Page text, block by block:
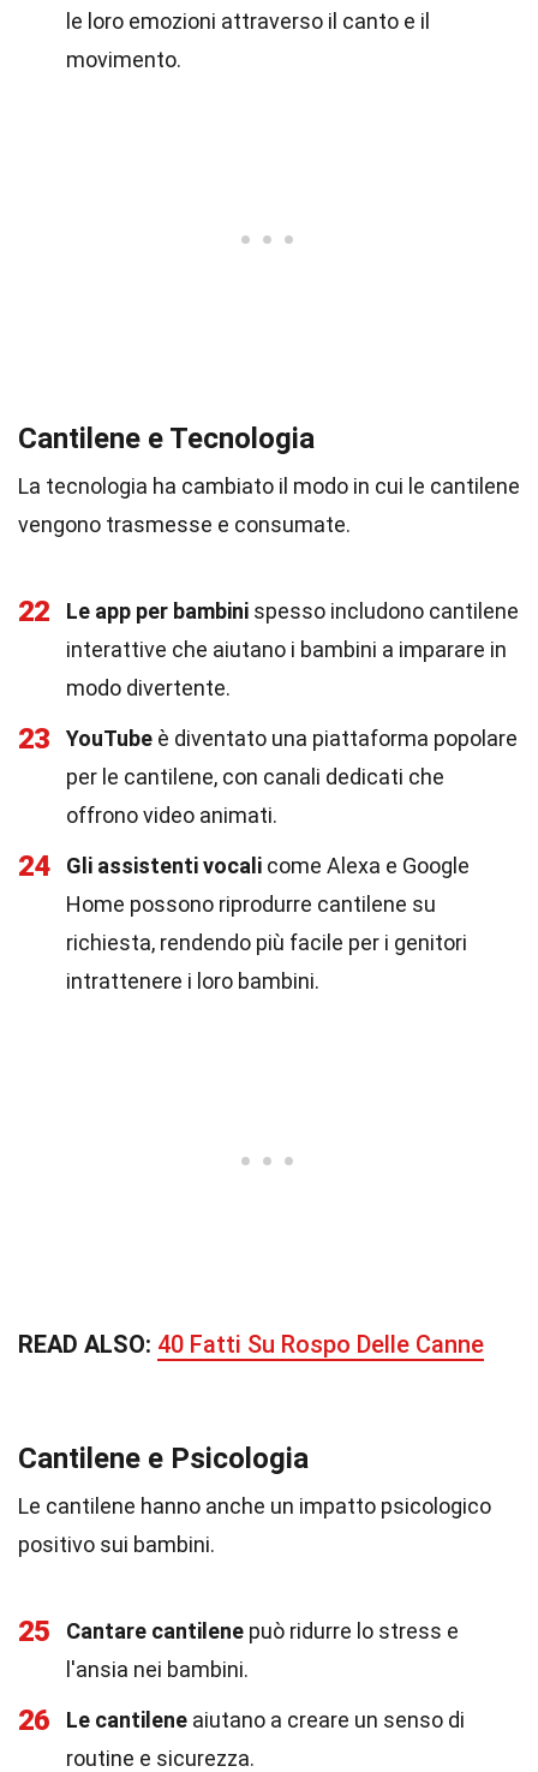
le loro emozioni attraverso il canto e il
movimento.
Cantilene e Tecnologia
La tecnologia ha cambiato il modo in cui le cantilene
vengono trasmesse e consumate.
22 Le app per bambini spesso includono cantilene
interattive che aiutano i bambini a imparare in
modo divertente.
23 YouTube è diventato una piattaforma popolare
per le cantilene, con canali dedicati che
offrono video animati.
24 Gli assistenti vocali come Alexa e Google
Home possono riprodurre cantilene su
richiesta, rendendo più facile per i genitori
intrattenere i loro bambini.
READ ALSO: 40 Fatti Su Rospo Delle Canne
Cantilene e Psicologia
Le cantilene hanno anche un impatto psicologico
positivo sui bambini.
25 Cantare cantilene può ridurre lo stress e
l'ansia nei bambini.
26 Le cantilene aiutano a creare un senso di
routine e sicurezza.